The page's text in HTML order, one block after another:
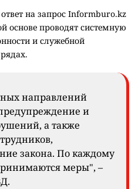
на запрос Informburo.kz
основе проводят системную
и служебной
направлений
и
а также
закона. По каждому
меры", –